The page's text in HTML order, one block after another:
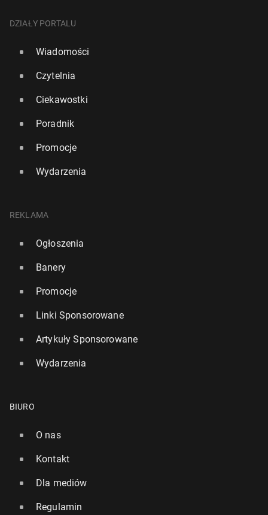
DZIAŁY PORTALU
Wiadomości
Czytelnia
Ciekawostki
Poradnik
Promocje
Wydarzenia
REKLAMA
Ogłoszenia
Banery
Promocje
Linki Sponsorowane
Artykuły Sponsorowane
Wydarzenia
BIURO
O nas
Kontakt
Dla mediów
Regulamin